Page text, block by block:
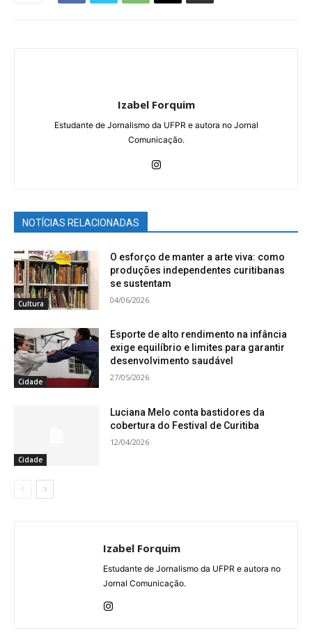
Izabel Forquim
Estudante de Jornalismo da UFPR e autora no Jornal
Comunicação.
NOTÍCIAS RELACIONADAS
Cultura
O esforço de manter a arte viva: como
produções independentes curitibanas
se sustentam
04/06/2026
Cidade
Esporte de alto rendimento na infância
exige equilíbrio e limites para garantir
desenvolvimento saudável
27/05/2026
Cidade
Luciana Melo conta bastidores da
cobertura do Festival de Curitiba
12/04/2026
Izabel Forquim
Estudante de Jornalismo da UFPR e autora no
Jornal Comunicação.